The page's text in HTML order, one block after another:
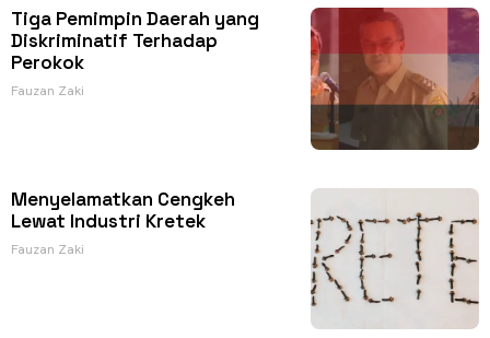
Tiga Pemimpin Daerah yang
Diskriminatif Terhadap
Perokok
Fauzan Zaki
Menyelamatkan Cengkeh
Lewat Industri Kretek
Fauzan Zaki